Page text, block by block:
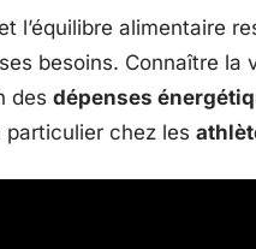
l’équilibre alimentaire
besoins. Connaître la
des dépenses
chez les